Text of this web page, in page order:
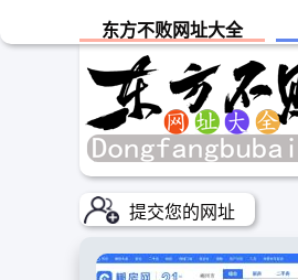
东方不败网址大全
提交您的网址